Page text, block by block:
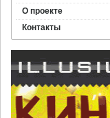
О проекте
Контакты